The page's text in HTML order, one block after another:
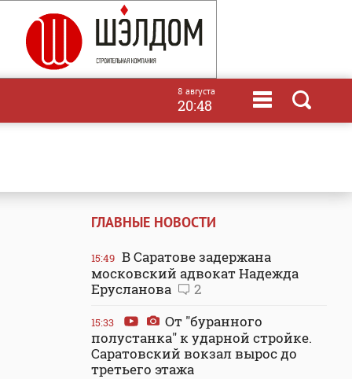
8 августа
20:48
ГЛАВНЫЕ НОВОСТИ
15:49 В Саратове задержана
московский адвокат Надежда
Ерусланова
2
15:33
От "буранного
полустанка" к ударной стройке.
Саратовский вокзал вырос до
третьего этажа